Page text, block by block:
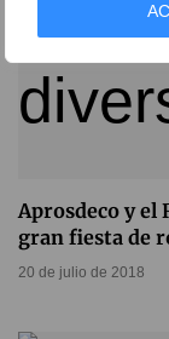
Aprosdeco y el
gran fiesta de
20 de julio de 2018